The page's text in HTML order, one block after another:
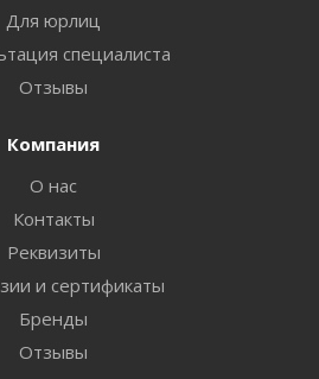
Для юрлиц
специалиста
Отзывы
Компания
О нас
Контакты
Реквизиты
и сертификаты
Бренды
Отзывы